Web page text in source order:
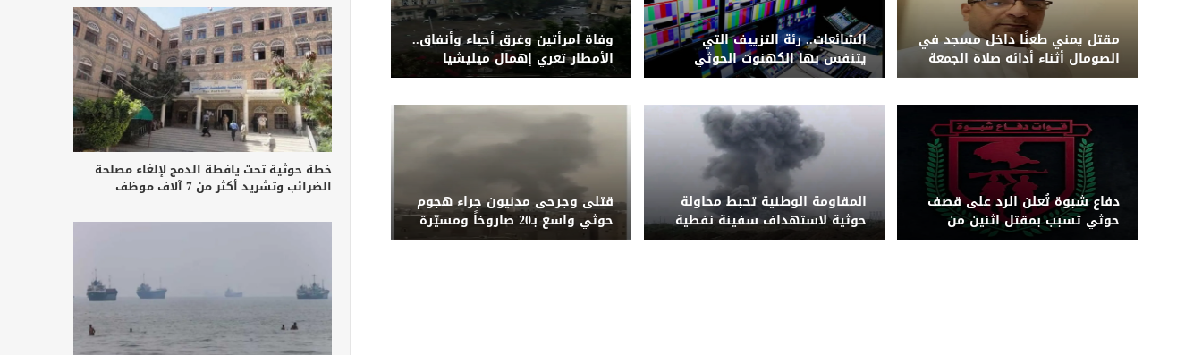
مقتل يمني طعنًا داخل مسجد في
الصومال أثناء أدائه صلاة الجمعة
الشائعات.. رئة التزييف التي
يتنفس بها الكهنوت الحوثي
وفاة امرأتين وغرق أحياء وأنفاق..
الأمطار تعري إهمال ميليشيا
الحوثي لشبكة التصريف بصنعاء
دفاع شبوة تُعلن الرد على قصف
حوثي تسبب بمقتل اثنين من
قواتها بجبهة حريب
المقاومة الوطنية تحبط محاولة
حوثية لاستهداف سفينة نفطية
بزورق مفخخ قبالة المخا
قتلى وجرحى مدنيون جراء هجوم
حوثي واسع بـ20 صاروخاً ومسيّرة
على مأرب وشبوة
خطة حوثية تحت يافطة الدمج لإلغاء مصلحة
الضرائب وتشريد أكثر من 7 آلاف موظف